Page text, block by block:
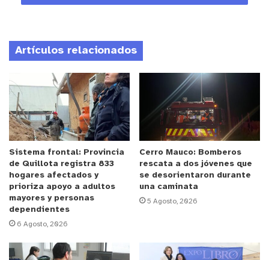
Anuncio Patrocinado
encontramos con un espacio que tenía mucho
potencial”, señala Pinto respecto de la
multicancha que utilizarán este viernes. “El tema
es que el consumo de drogas y alcohol ha llevado a
que ese lugar se convierta en un basural, es un
peligro inminente para cualquier niño que va a
jugar y se encuentra con vidrio quebrado en el
suelo”, añade.
Sobre esta problemática, reconoce que el Centro
de Promoción de Salud y Cultura de Quillota ha
implementado jornadas de limpieza, sin embargo,
problemática aún vigente.
Artículos relacionados
Sistema frontal: Provincia
de Quillota registra 833
hogares afectados y
prioriza apoyo a adultos
mayores y personas
dependientes
6 Agosto, 2026
Cerro Mauco: Bomberos
rescata a dos jóvenes que
se desorientaron durante
una caminata
5 Agosto, 2026